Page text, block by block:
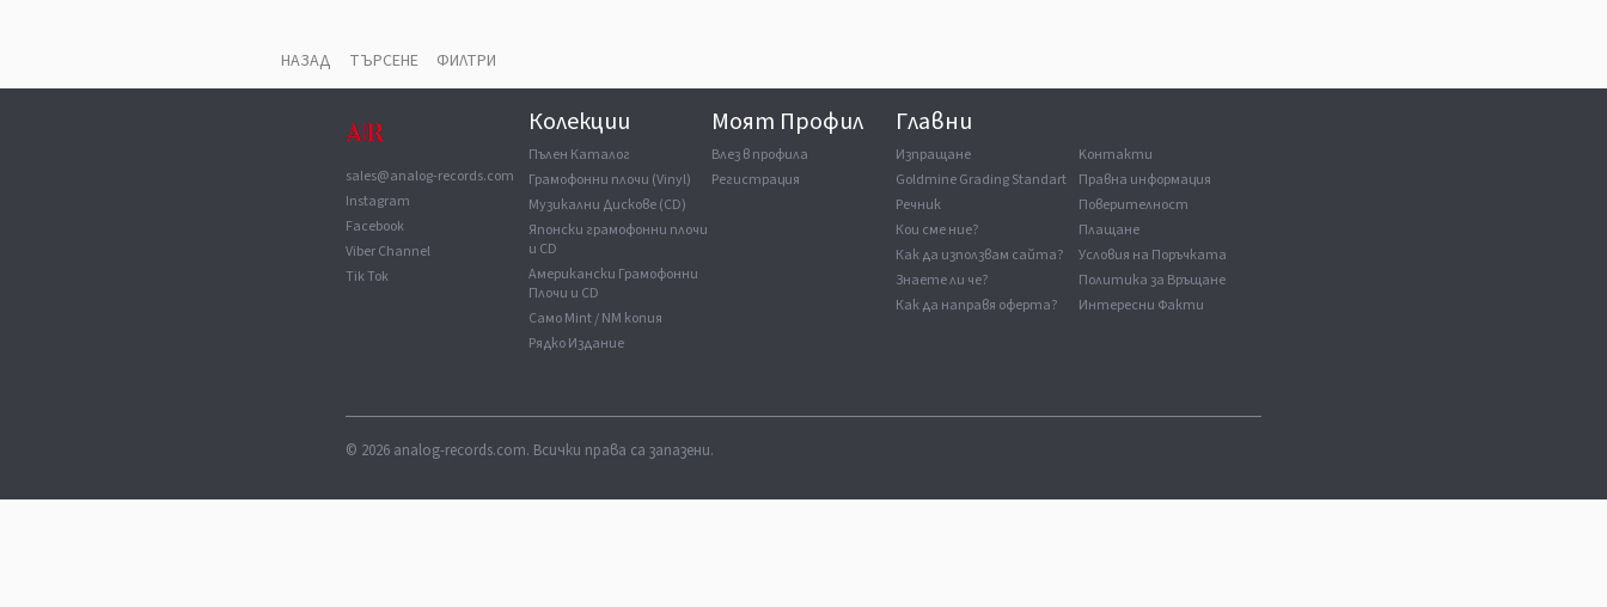
НАЗАД ТЪРСЕНЕ ФИЛТРИ
sales@analog-records.com
Instagram
Facebook
Viber Channel
Tik Tok
Колекции
Пълен Каталог
Грамофонни плочи (Vinyl)
Музикални Дискове (CD)
Японски грамофонни плочи
и CD
Американски Грамофонни
Плочи и CD
Само Mint / NM копия
Рядко Издание
Моят Профил
Влез в профила
Регистрация
Главни
Изпращане
Goldmine Grading Standart
Речник
Кои сме ние?
Как да използвам сайта?
Знаете ли че?
Как да направя оферта?
Kонтакти
Правна информация
Поверителност
Плащане
Условия на Поръчката
Политика за Връщане
Интересни Факти
© 2026analog-records.com. Всички права са запазени.